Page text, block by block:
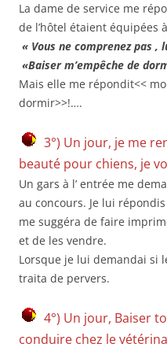
La dame de service me
de l’hôtel étaient équipées
« Vous ne comprenez pas ,
«Baiser m’empêche de
Mais elle me répondit<<
dormir>>!….
3°) Un jour, je me
beauté pour chiens, je
Un gars à l’ entrée me
au concours. Je lui
me suggéra de faire
et de les vendre.
Lorsque je lui demandai si
traita de pervers.
4°) Un jour, Baiser
conduire chez le